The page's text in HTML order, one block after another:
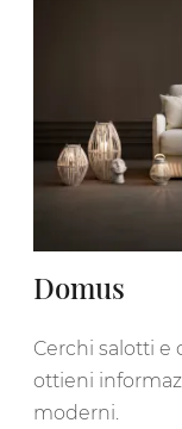
Domus
Cerchi salotti e
ottieni
moderni.